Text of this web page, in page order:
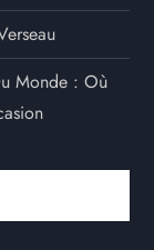
Monde : Où